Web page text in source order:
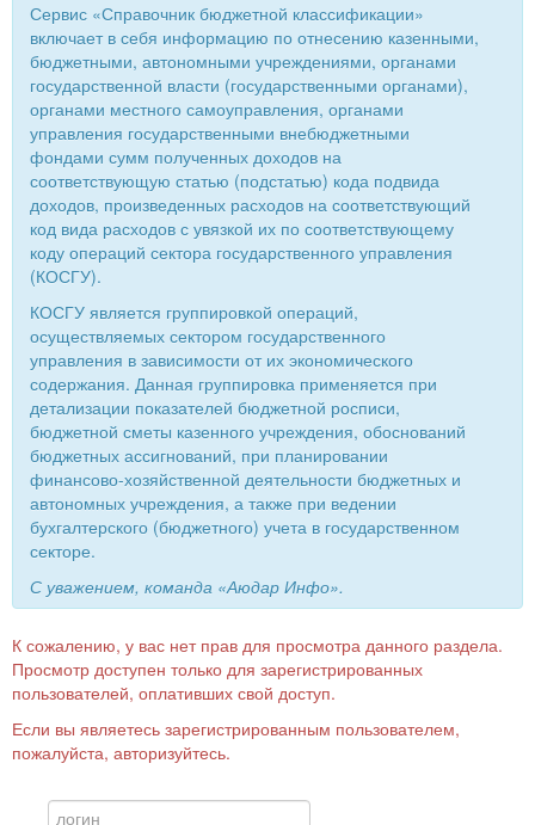
Сервис «Справочник бюджетной классификации»
включает в себя информацию по отнесению казенными,
бюджетными, автономными учреждениями, органами
государственной власти (государственными органами),
органами местного самоуправления, органами
управления государственными внебюджетными
фондами сумм полученных доходов на
соответствующую статью (подстатью) кода подвида
доходов, произведенных расходов на соответствующий
код вида расходов с увязкой их по соответствующему
коду операций сектора государственного управления
(КОСГУ).
КОСГУ является группировкой операций,
осуществляемых сектором государственного
управления в зависимости от их экономического
содержания. Данная группировка применяется при
детализации показателей бюджетной росписи,
бюджетной сметы казенного учреждения, обоснований
бюджетных ассигнований, при планировании
финансово-хозяйственной деятельности бюджетных и
автономных учреждения, а также при ведении
бухгалтерского (бюджетного) учета в государственном
секторе.
С уважением, команда «Аюдар Инфо».
К сожалению, у вас нет прав для просмотра данного раздела.
Просмотр доступен только для зарегистрированных
пользователей, оплативших свой доступ.
Если вы являетесь зарегистрированным пользователем,
пожалуйста, авторизуйтесь.